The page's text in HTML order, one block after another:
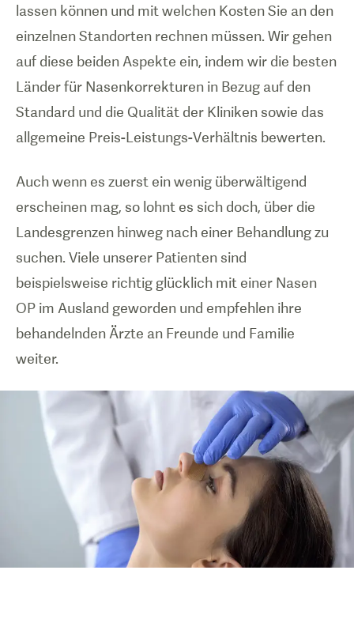
lassen können und mit welchen Kosten Sie an den
einzelnen Standorten rechnen müssen. Wir gehen
auf diese beiden Aspekte ein, indem wir die besten
Länder für Nasenkorrekturen in Bezug auf den
Standard und die Qualität der Kliniken sowie das
allgemeine Preis-Leistungs-Verhältnis bewerten.
Auch wenn es zuerst ein wenig überwältigend
erscheinen mag, so lohnt es sich doch, über die
Landesgrenzen hinweg nach einer Behandlung zu
suchen. Viele unserer Patienten sind
beispielsweise richtig glücklich mit einer Nasen
OP im Ausland geworden und empfehlen ihre
behandelnden Ärzte an Freunde und Familie
weiter.